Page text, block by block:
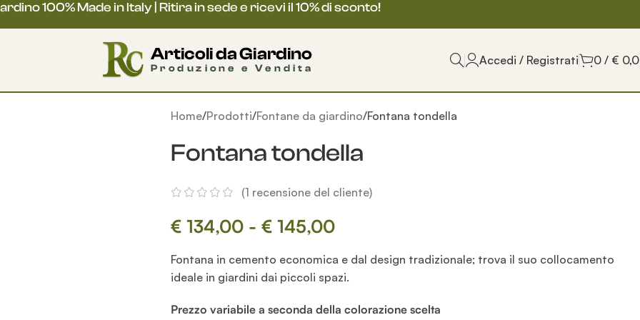
23
chiusa per
23
100% Made in Italy | Ritira in sede e ricevi il 10% di sconto!
Accedi / Registrati 0 / €
Home Prodotti Fontane da giardino Fontana tondella
Fontana tondella
(1 recensione del cliente)
€ 134,00 - € 145,00
Fontana in cemento economica e dal design tradizionale; trova il suo collocamento
ideale in giardini dai piccoli spazi.
Prezzo variabile a seconda della colorazione scelta